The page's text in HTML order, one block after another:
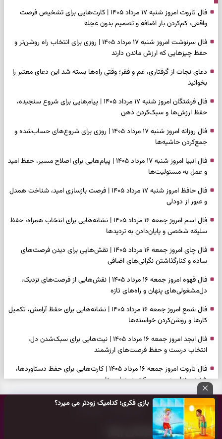
بازی فکری؛ کدامیک زودتر می میرد؟
فال تاروت امروز شنبه ۱۷ مرداد ۱۴۰۵ | کارت‌هایی برای تشخیص فرصت
واقعی، کم‌کردن بار اضافه و تصمیم بدون عجله
فال سرنوشت امروز شنبه ۱۷ مرداد ۱۴۰۵ | روزی برای انتخاب راه روشن‌تر و
حفظ چیزهایی که ارزش ماندن دارند
دعای نجات از گرفتاری، غم و فقر؛ وقتی راه‌ها بسته شد این دعای معتبر را
بخوانید
فال فرشتگان امروز شنبه ۱۷ مرداد ۱۴۰۵ | پیام‌هایی برای شروع سنجیده،
حفظ ارزش‌ها و سبک‌کردن ذهن
فال روزانه امروز شنبه ۱۷ مرداد ۱۴۰۵ | روزی برای شروع‌های حساب‌شده و
جمع‌کردن حاشیه‌ها
فال انبیا امروز شنبه ۱۷ مرداد ۱۴۰۵ | پیام‌هایی برای اصلاح مسیر، حفظ امید
و عمل به مسئولیت‌ها
فال حافظ امروز شنبه ۱۷ مرداد ۱۴۰۵ | فرصت بازسازی امید، شناخت همدل
و عبور از دودلی
فال اسم امروز جمعه ۱۶ مرداد ۱۴۰۵ | نشانه‌هایی برای انتخاب همراه، حفظ
سلیقه شخصی و پایان‌دادن به تردیدها
فال چای امروز جمعه ۱۶ مرداد ۱۴۰۵ | نقش‌هایی برای دیدن فرصت‌های
ساده و کنارگذاشتن نگرانی‌های اضافی
فال قهوه امروز جمعه ۱۶ مرداد ۱۴۰۵ | نقش‌هایی از فرصت‌های نزدیک،
دل‌مشغولی‌های پنهان و راه‌های تازه
فال شمع امروز جمعه ۱۶ مرداد ۱۴۰۵ | نشانه‌هایی برای حفظ آرامش، تکمیل
کارها و روشن‌کردن خواسته‌ها
فال ابجد امروز جمعه ۱۶ مرداد ۱۴۰۵ | نیت‌هایی برای سبک‌شدن دل،
انتخاب درست و حفظ فرصت‌های ارزشمند
فال تاروت امروز جمعه ۱۶ مرداد ۱۴۰۵ | کارت‌هایی برای حفظ دستاوردها،
شنیدن ندای درون و حرکت در زمان مناسب
فال سرنوشت امروز جمعه ۱۶ مرداد ۱۴۰۵ | روزی برای سبک‌کردن انتخاب‌ها و
دیدن ارزش مسیرهای آرام
وقتی همه راه‌ها بسته شد، این دعای گشایش را بخوانید؛ ذکر معتبر برای
تماس با ما درباره ما